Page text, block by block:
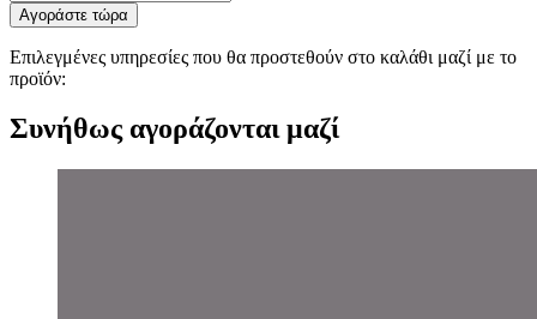
Αγοράστε τώρα
Επιλεγμένες υπηρεσίες που θα προστεθούν στο καλάθι μαζί με το
προϊόν:
Συνήθως αγοράζονται μαζί